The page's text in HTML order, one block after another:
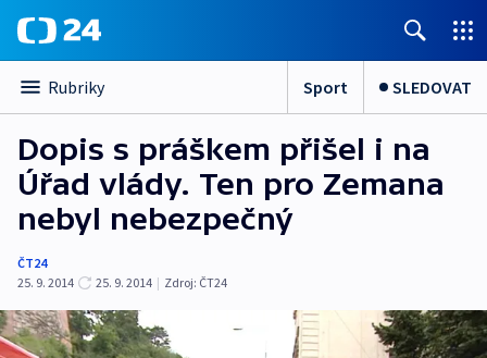
Rubriky Sport SLEDOVAT
Dopis s práškem přišel i na
Úřad vlády. Ten pro Zemana
nebyl nebezpečný
ČT24
25. 9. 2014
25. 9. 2014 | Zdroj: ČT24